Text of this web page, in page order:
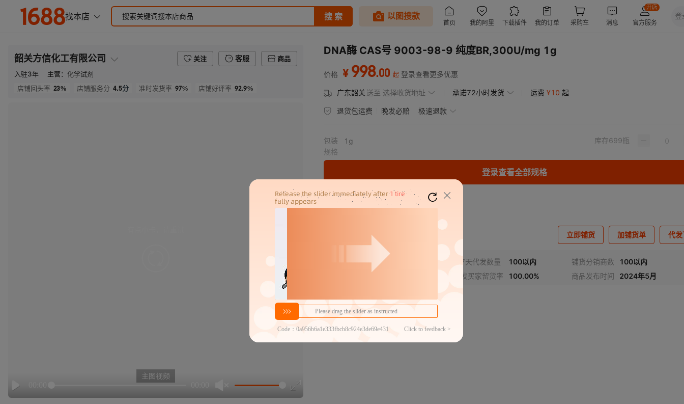
韶关方信化工有限公司 关注 客服
商品
入驻3年 主营： 化学试剂
店铺回头率 23% 店铺服务分 4.5分 准时发货率 97% 店铺好评率 92.9%
Play
主图视频
DNA酶 CAS号 9003-98-9 纯度BR,300U/mg 1g
价格 ¥ 998.00 起 登录查看更多优惠
广东韶关 送至 选择收货地址 承诺72小时发货 运费 ¥10 起
退货包运费 晚发必赔 极速退款
包装
规格
1g 库存699瓶
登录查看全部规格
998 立即铺货 加铺货单 代
近30天代发数量 近7天代发数量 100以内 铺货分销商数
100以内
代发买家留货率 100.00% 商品发布时间 2024年5月